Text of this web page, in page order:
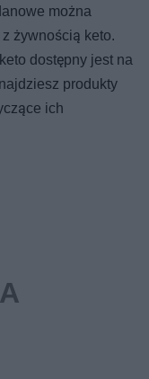
można
żywnością keto.
dostępny jest na
produkty
ich